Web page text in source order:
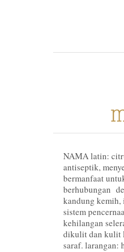
NAMA latin:
antiseptik,
bermanfaat
berhubungan
kandung kemih,
sistem
kehilangan
dikulit dan kulit
saraf. larangan: